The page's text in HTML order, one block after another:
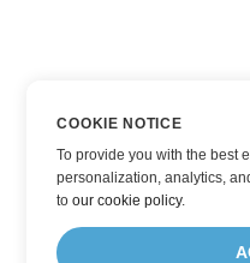
COOKIE NOTICE
To provide you with the best
personalization, analytics,
toour cookie policy.